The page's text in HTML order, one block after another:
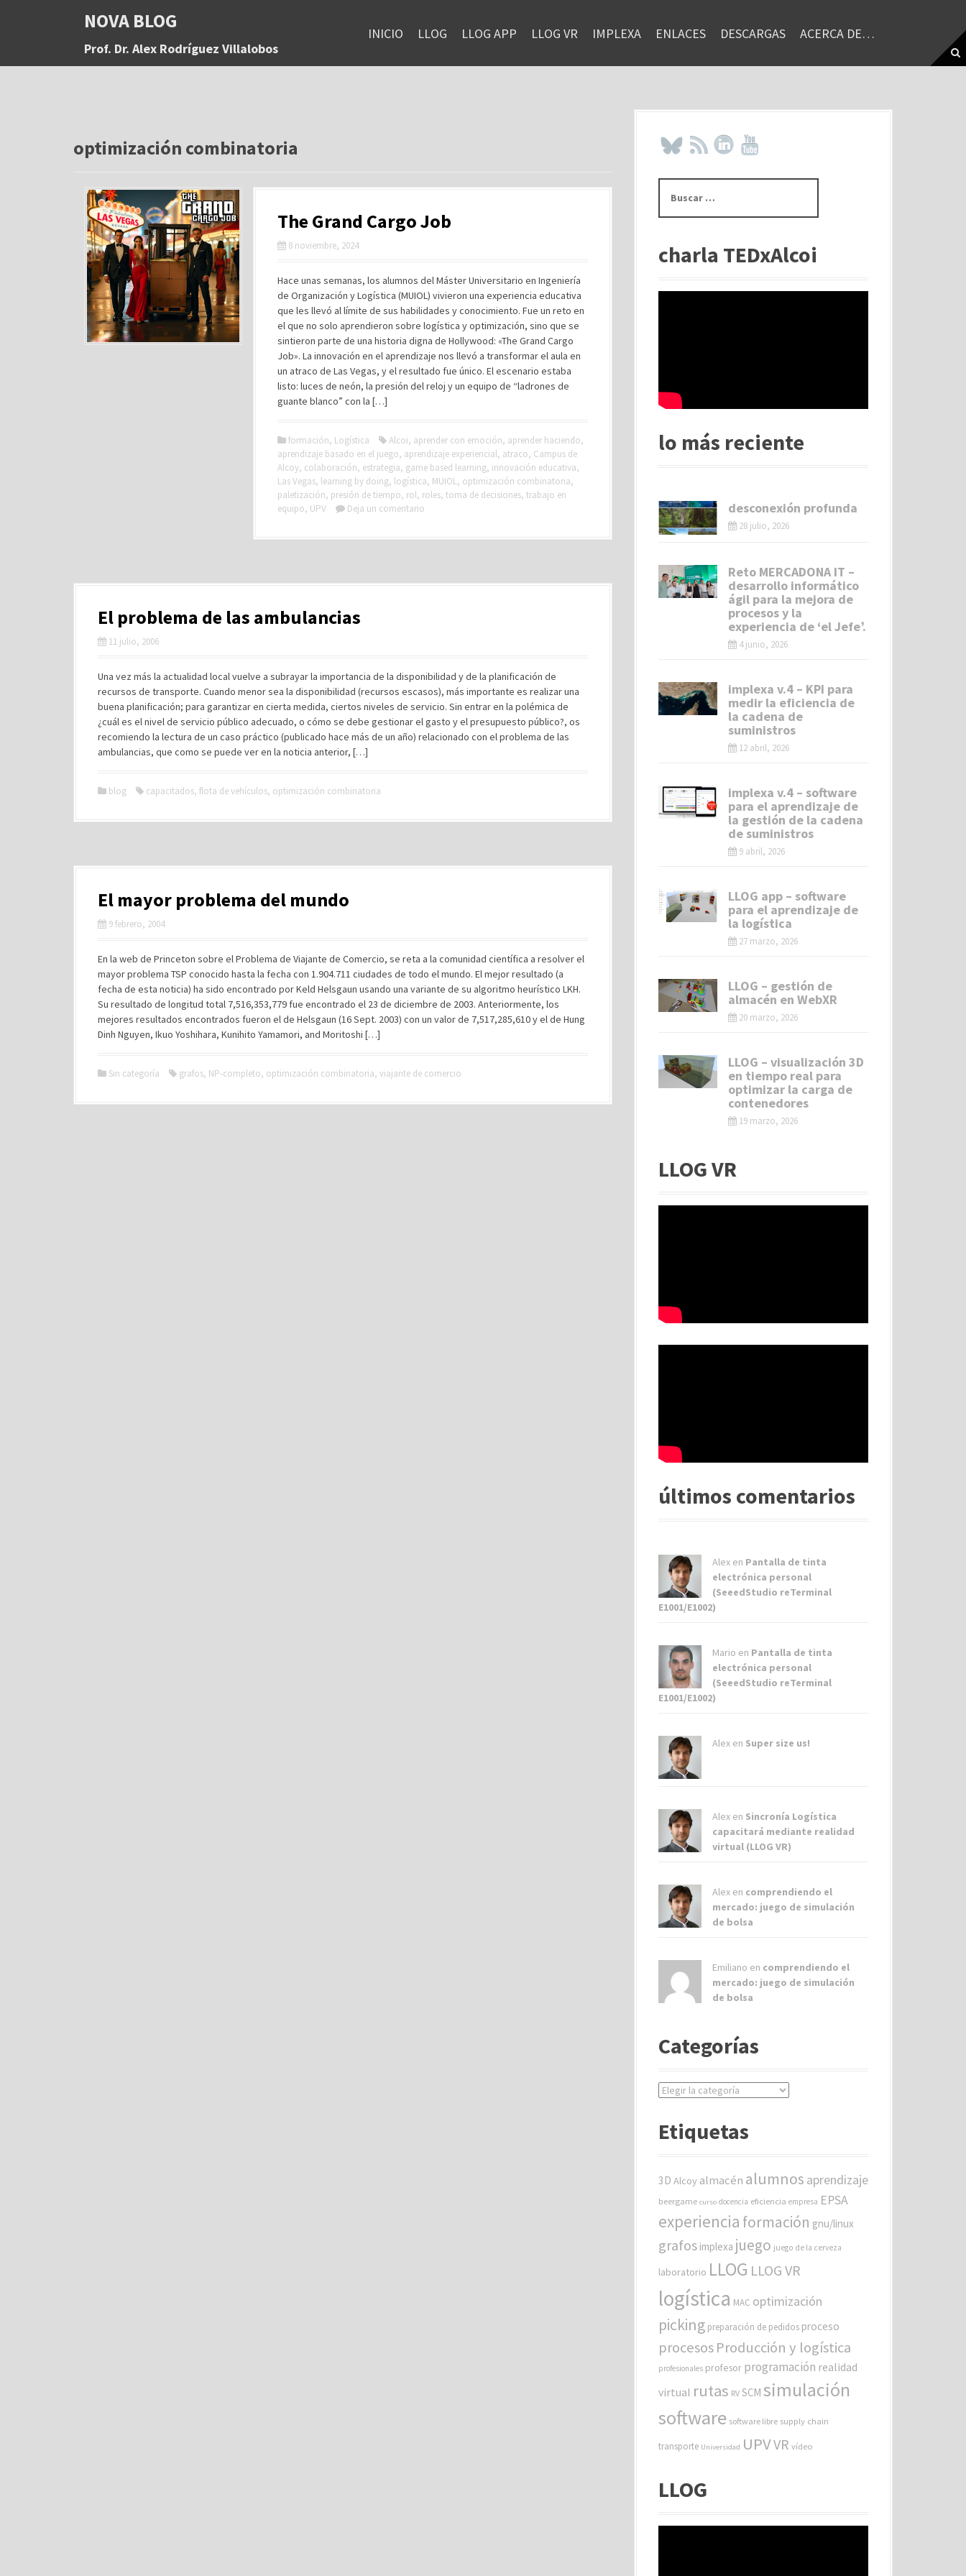
a
NOVA BLOG
Prof. Dr. Alex Rodríguez Villalobos
INICIO LLOG LLOG APP LLOG VR IMPLEXA ENLACES DESCARGAS ACERCA DE…
optimización combinatoria
The Grand Cargo Job
8 noviembre, 2024
Hace unas semanas, los alumnos del Máster Universitario en Ingeniería
de Organización y Logística (MUIOL) vivieron una experiencia educativa
que les llevó al límite de sus habilidades y conocimiento. Fue un reto en
el que no solo aprendieron sobre logística y optimización, sino que se
sintieron parte de una historia digna de Hollywood: «The Grand Cargo
Job». La innovación en el aprendizaje nos llevó a transformar el aula en
un atraco de Las Vegas, y el resultado fue único. El escenario estaba
listo: luces de neón, la presión del reloj y un equipo de “ladrones de
guante blanco” con la […]
formación, Logística Alcoi, aprender con emoción, aprender haciendo,
aprendizaje basado en el juego, aprendizaje experiencial, atraco, Campus de
Alcoy, colaboración, estrategia, game based learning, innovación educativa,
Las Vegas, learning by doing, logística, MUIOL, optimización combinatoria,
paletización, presión de tiempo, rol, roles, toma de decisiones, trabajo en
equipo, UPV Deja un comentario
El problema de las ambulancias
11 julio, 2006
Una vez más la actualidad local vuelve a subrayar la importancia de la disponibilidad y de la planificación de
recursos de transporte. Cuando menor sea la disponibilidad (recursos escasos), más importante es realizar una
buena planificación; para garantizar en cierta medida, ciertos niveles de servicio. Sin entrar en la polémica de
¿cuál es el nivel de servicio público adecuado, o cómo se debe gestionar el gasto y el presupuesto público?, os
recomiendo la lectura de un caso práctico (publicado hace más de un año) relacionado con el problema de las
ambulancias, que como se puede ver en la noticia anterior, […]
blog capacitados, flota de vehículos, optimización combinatoria
El mayor problema del mundo
9 febrero, 2004
En la web de Princeton sobre el Problema de Viajante de Comercio, se reta a la comunidad científica a resolver el
mayor problema TSP conocido hasta la fecha con 1.904.711 ciudades de todo el mundo. El mejor resultado (a
fecha de esta noticia) ha sido encontrado por Keld Helsgaun usando una variante de su algoritmo heurístico LKH.
Su resultado de longitud total 7,516,353,779 fue encontrado el 23 de diciembre de 2003. Anteriormente, los
mejores resultados encontrados fueron el de Helsgaun (16 Sept. 2003) con un valor de 7,517,285,610 y el de Hung
Dinh Nguyen, Ikuo Yoshihara, Kunihito Yamamori, and Moritoshi […]
Sin categoría grafos, NP-completo, optimización combinatoria, viajante de comercio
s
rcharla TEDxAlcoi
lo más reciente
desconexión profunda
28 julio, 2026
Reto MERCADONA IT –
desarrollo informático
ágil para la mejora de
procesos y la
experiencia de ‘el Jefe’.
4 junio, 2026
implexa v.4 – KPI para
medir la eficiencia de
la cadena de
suministros
12 abril, 2026
implexa v.4 – software
para el aprendizaje de
la gestión de la cadena
de suministros
9 abril, 2026
LLOG app – software
para el aprendizaje de
la logística
27 marzo, 2026
LLOG – gestión de
almacén en WebXR
20 marzo, 2026
LLOG – visualización 3D
en tiempo real para
optimizar la carga de
contenedores
19 marzo, 2026
LLOG VR
últimos comentarios
Alex en Pantalla de tinta
electrónica personal
(SeeedStudio reTerminal
E1001/E1002)
Mario en Pantalla de tinta
electrónica personal
(SeeedStudio reTerminal
E1001/E1002)
Alex en Super size us!
Alex en Sincronía Logística
capacitará mediante realidad
virtual (LLOG VR)
Alex en comprendiendo el
mercado: juego de simulación
de bolsa
Emiliano en comprendiendo el
mercado: juego de simulación
de bolsa
Categorías
C
e
r
s
Etiquetas
3D Alcoy almacén alumnos aprendizaje
beergame curso docencia eficiencia empresa EPSA
experiencia formación gnu/linux
grafos implexa juego juego de la cerveza
laboratorio LLOG LLOG VR
logística MAC optimización
picking preparación de pedidos proceso
procesosProducción y logística
profesionales profesor programación realidad
virtual rutas RV SCM simulación
software software libre supply chain
transporte Universidad UPVVR vídeo
LLOG